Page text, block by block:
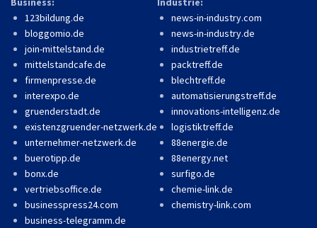
123bildung.de
bloggomio.de
join-mittelstand.de
mittelstandcafe.de
firmenpresse.de
interexpo.de
gruenderstadt.de
existenzgruender-netzwerk.de
unternehmer-netzwerk.de
buerotipp.de
bonx.de
vertriebsoffice.de
businesspress24.com
business-telegramm.de
news-in-industry.com
news-in-industry.de
industrietreff.de
packtreff.de
blechtreff.de
automatisierungstreff.de
innovations-intelligenz.de
logistiktreff.de
88energie.de
88energy.net
surfigo.de
chemie-link.de
chemistry-link.com